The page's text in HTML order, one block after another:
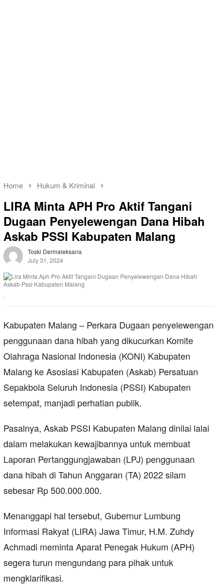
Home Hukum & Kriminal
LIRA Minta APH Pro Aktif Tangani
Dugaan Penyelewengan Dana Hibah
Askab PSSI Kabupaten Malang
Toski Dermaleksana
July 31, 2024
.
Kabupaten Malang – Perkara Dugaan penyelewengan
penggunaan dana hibah yang dikucurkan Komite
Olahraga Nasional Indonesia (KONI) Kabupaten
Malang ke Asosiasi Kabupaten (Askab) Persatuan
Sepakbola Seluruh Indonesia (PSSI) Kabupaten
setempat, manjadi perhatian publik.
Pasalnya, Askab PSSI Kabupaten Malang dinilai lalai
dalam melakukan kewajibannya untuk membuat
Laporan Pertanggungjawaban (LPJ) penggunaan
dana hibah di Tahun Anggaran (TA) 2022 silam
sebesar Rp 500.000.000.
Menanggapi hal tersebut, Gubernur Lumbung
Informasi Rakyat (LIRA) Jawa Timur, H.M. Zuhdy
Achmadi meminta Aparat Penegak Hukum (APH)
segera turun mengundang para pihak untuk
mengklarifikasi.